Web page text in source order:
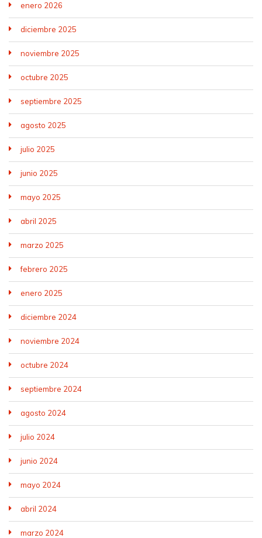
enero 2026
diciembre 2025
noviembre 2025
octubre 2025
septiembre 2025
agosto 2025
julio 2025
junio 2025
mayo 2025
abril 2025
marzo 2025
febrero 2025
enero 2025
diciembre 2024
noviembre 2024
octubre 2024
septiembre 2024
agosto 2024
julio 2024
junio 2024
mayo 2024
abril 2024
marzo 2024